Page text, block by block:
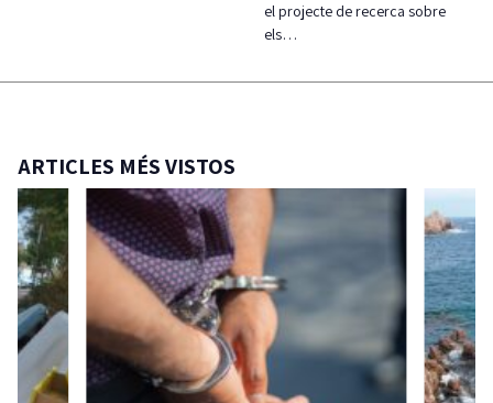
el projecte de recerca sobre
els…
ARTICLES MÉS VISTOS